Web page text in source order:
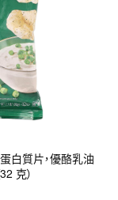
白質片，優酪乳油
克）